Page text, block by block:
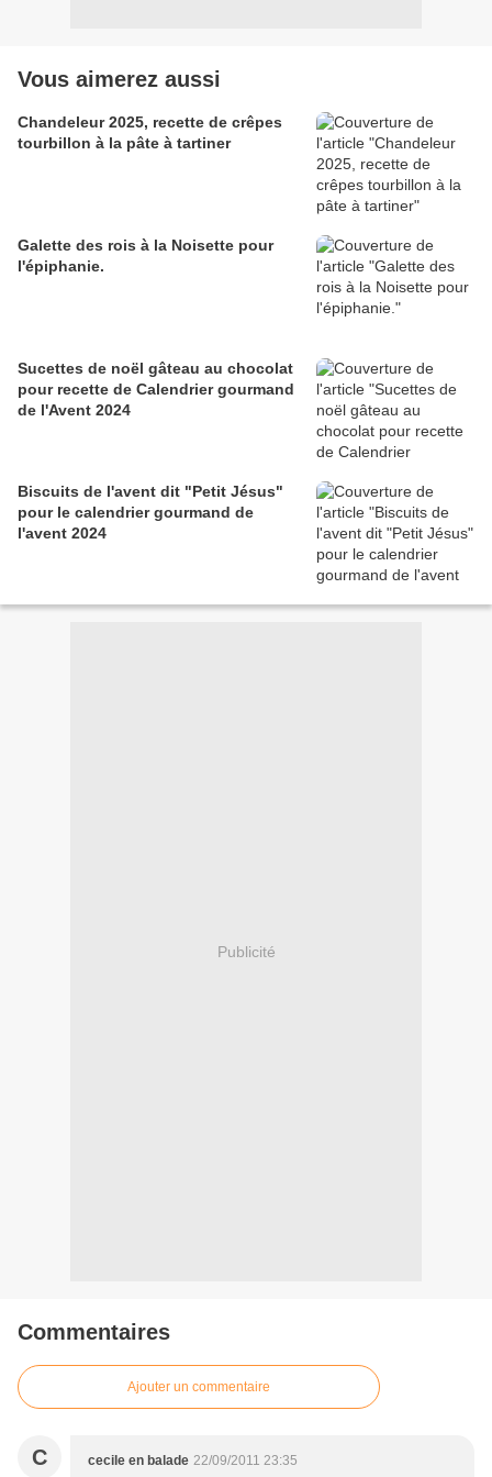
Vous aimerez aussi
Chandeleur 2025, recette de crêpes
tourbillon à la pâte à tartiner
Galette des rois à la Noisette pour
l'épiphanie.
Sucettes de noël gâteau au chocolat
pour recette de Calendrier gourmand
de l'Avent 2024
Biscuits de l'avent dit "Petit Jésus"
pour le calendrier gourmand de
l'avent 2024
Publicité
Commentaires
Ajouter un commentaire
C cecile en balade 22/09/2011 23:35